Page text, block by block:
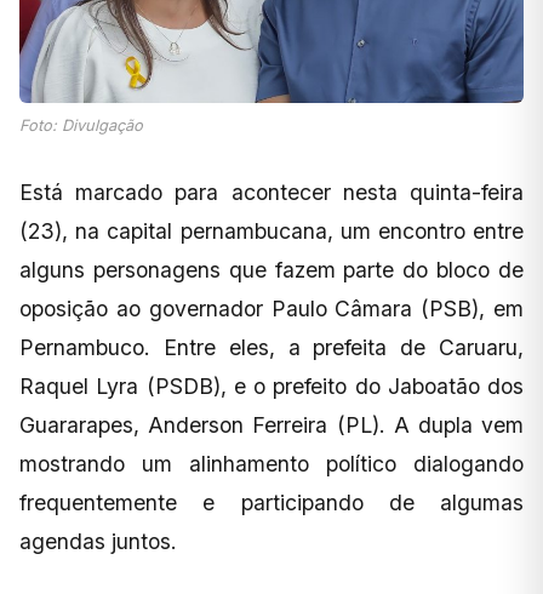
Foto: Divulgação
Está marcado para acontecer nesta quinta-feira
(23), na capital pernambucana, um encontro entre
alguns personagens que fazem parte do bloco de
oposição ao governador Paulo Câmara (PSB), em
Pernambuco. Entre eles, a prefeita de Caruaru,
Raquel Lyra (PSDB), e o prefeito do Jaboatão dos
Guararapes, Anderson Ferreira (PL). A dupla vem
mostrando um alinhamento político dialogando
frequentemente e participando de algumas
agendas juntos.